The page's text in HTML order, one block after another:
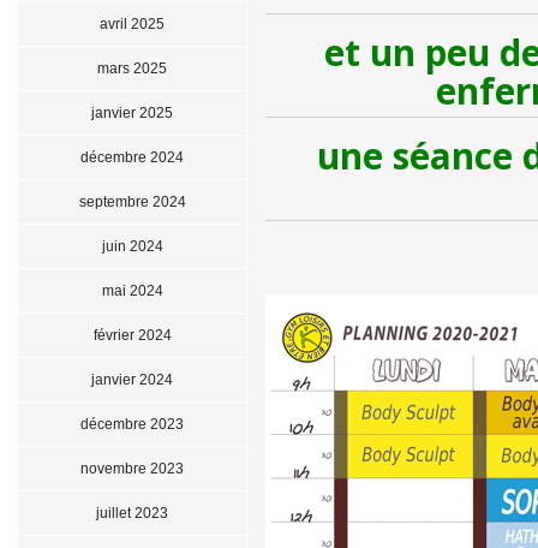
et un peu
une séance
avril 2025
mars 2025
janvier 2025
décembre 2024
septembre 2024
juin 2024
mai 2024
février 2024
janvier 2024
décembre 2023
novembre 2023
juillet 2023